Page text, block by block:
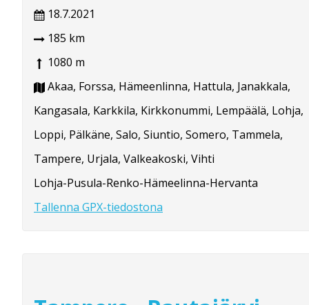
18.7.2021
185 km
1080 m
Akaa, Forssa, Hämeenlinna, Hattula, Janakkala,
Kangasala, Karkkila, Kirkkonummi, Lempäälä, Lohja,
Loppi, Pälkäne, Salo, Siuntio, Somero, Tammela,
Tampere, Urjala, Valkeakoski, Vihti
Lohja-Pusula-Renko-Hämeelinna-Hervanta
Tallenna GPX-tiedostona